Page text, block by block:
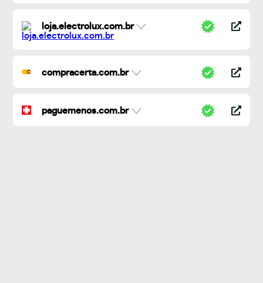
loja.electrolux.com.br
compracerta.com.br
paguemenos.com.br